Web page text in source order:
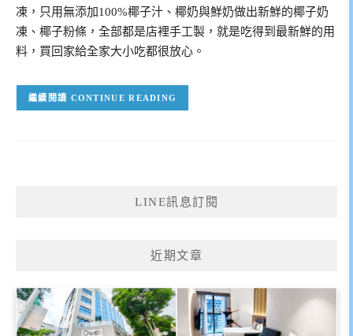
凍，只用無添加100%椰子汁、椰奶與鮮奶做出新鮮的椰子奶
凍、椰子粉條，全部都是店裡手工製，就是吃得到最新鮮的用
料，買回家給全家大小吃都很放心。
CONTINUE READING
LINE訊息訂閱
近期文章